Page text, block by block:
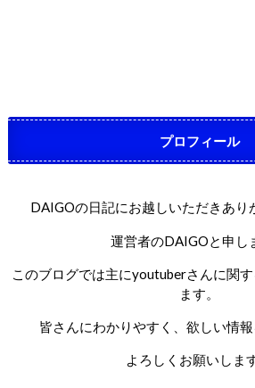
プロフィール
DAIGOの日記にお越しいただきあり
運営者のDAIGOと申し
このブログでは主にyoutuberさんに関
ます。
皆さんにわかりやすく、欲しい情
よろしくお願いしま